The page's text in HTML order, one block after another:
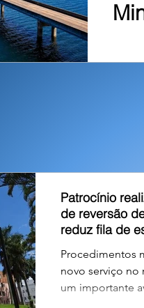
Patrocínio
de reversão
reduz fila de
Procedimentos
novo serviço no
um importante
aguardavam